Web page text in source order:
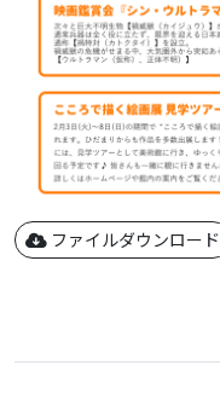
ファイルダウンロード